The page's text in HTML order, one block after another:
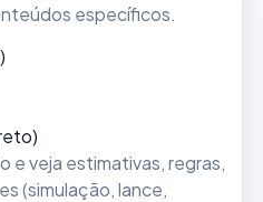
específicos.
e veja estimativas, regras,
(simulação, lance,